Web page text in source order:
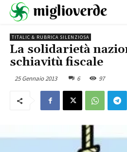
TITALIC & RUBRICA SILENZIOSA
La solidarietà
schiavitù fiscale
25 Gennaio 2013 6 97